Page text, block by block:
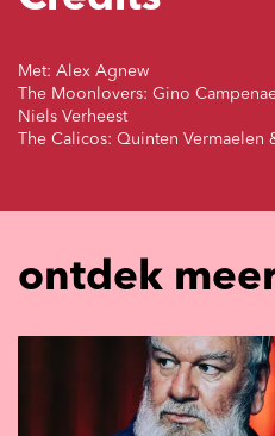
Met: Alex Agnew
The Moonlovers: Gino
Niels Verheest
The Calicos: Quinten Vermaelen
ontdek